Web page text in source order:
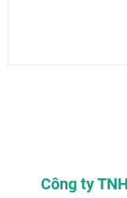
Công ty